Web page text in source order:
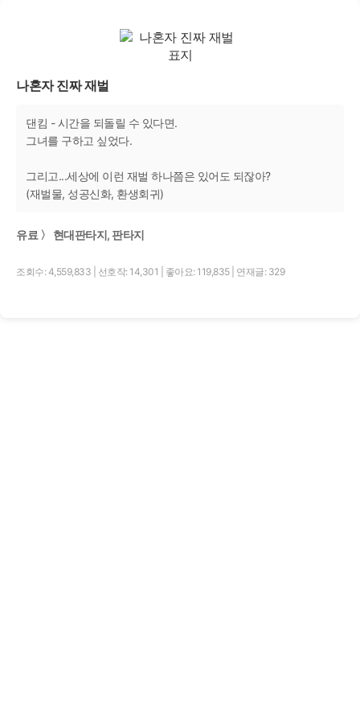
나혼자 진짜 재벌
댄킴 - 시간을 되돌릴 수 있다면.
그녀를 구하고 싶었다.
그리고...세상에 이런 재벌 하나쯤은 있어도 되잖아?
(재벌물, 성공신화, 환생회귀)
유료 〉 현대판타지, 판타지
조회수: 4,559,833 선호작: 14,301 좋아요: 119,835 연재글: 329